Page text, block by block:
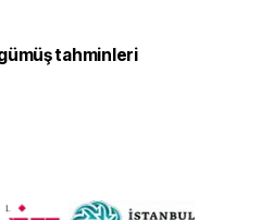
tahminleri